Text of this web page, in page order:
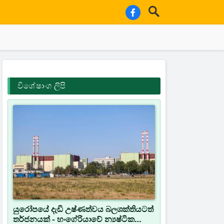
විශේෂාංග ලිපි
යුරෝපයේ දැඩි උෂ්ණත්වය බලශක්තියටත්
තර්ජනයක් - හංගේරියාවේ න්‍යෂ්ටික